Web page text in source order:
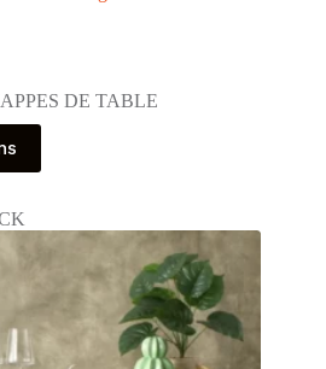
DE TABLE